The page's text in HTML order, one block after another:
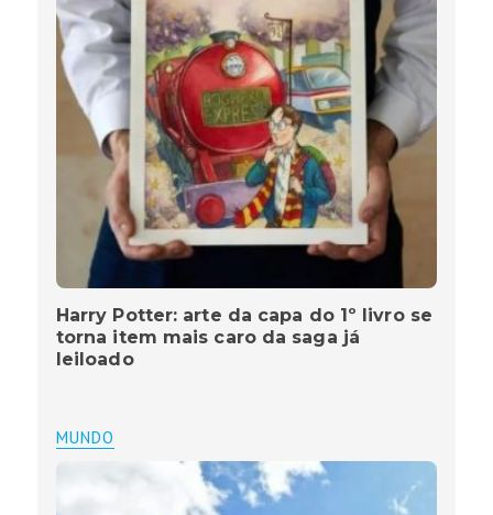
Harry Potter: arte da capa do 1º livro se
torna item mais caro da saga já
leiloado
MUNDO